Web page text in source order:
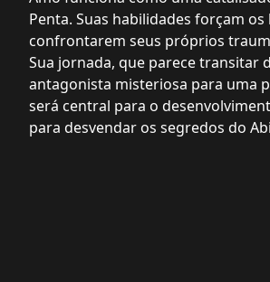
Penta. Suas habilidades forçam os
confrontarem seus próprios
Sua jornada, que parece transitar
antagonista misteriosa para uma
será central para o
para desvendar os segredos do